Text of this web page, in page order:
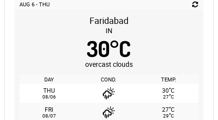
AUG 6 - THU
Faridabad
IN
30°C
overcast clouds
DAY COND. TEMP.
THU
08/06
30°C
27°C
FRI
08/07
27°C
29°C